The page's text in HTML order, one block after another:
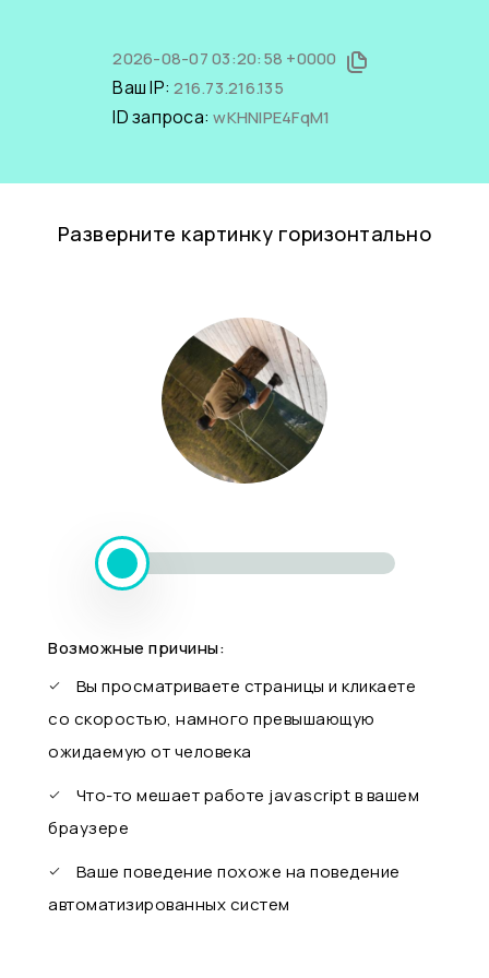
2026-08-07 03:20:58 +0000
Ваш IP:216.73.216.135
ID запроса:wKHNIPE4FqM1
Разверните картинку горизонтально
Возможные причины:
Вы просматриваете страницы и кликаете
со скоростью, намного превышающую
ожидаемую от человека
Что-то мешает работе javascript в вашем
браузере
Ваше поведение похоже на поведение
автоматизированных систем